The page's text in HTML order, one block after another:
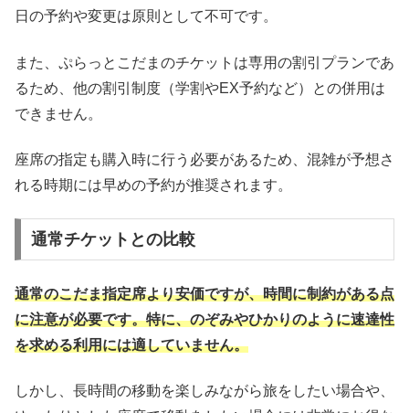
日の予約や変更は原則として不可です。
また、ぷらっとこだまのチケットは専用の割引プランであ
るため、他の割引制度（学割やEX予約など）との併用は
できません。
座席の指定も購入時に行う必要があるため、混雑が予想さ
れる時期には早めの予約が推奨されます。
通常チケットとの比較
通常のこだま指定席より安価ですが、時間に制約がある点
に注意が必要です。特に、のぞみやひかりのように速達性
を求める利用には適していません。
しかし、長時間の移動を楽しみながら旅をしたい場合や、